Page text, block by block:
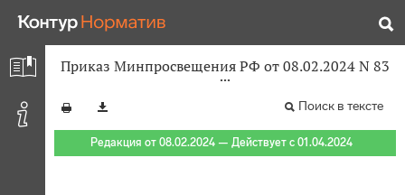
Приказ Минпросвещения РФ от 08.02.2024 N 83
Поиск в тексте
Редакция от 08.02.2024 — Действует с 01.04.2024